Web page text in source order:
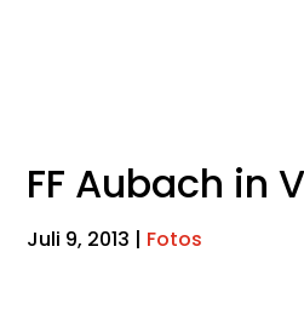
FF Aubach in
Juli 9, 2013 | Fotos